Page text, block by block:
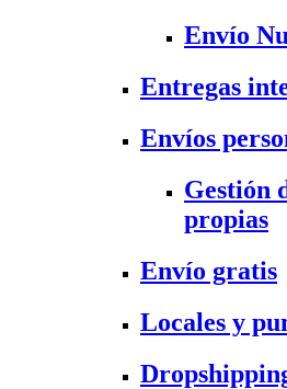
Envío
Entregas
Envíos
Gestión
propias
Envío gratis
Locales y